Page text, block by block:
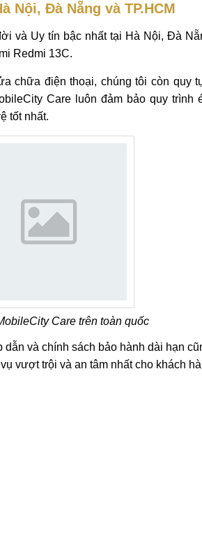
Nội, Đà Nẵng và TP.HCM
và Uy tín bậc nhất tại Hà Nội, Đà
Redmi 13C.
chữa điện thoại, chúng tôi còn quy
Care luôn đảm bảo quy trình
tốt nhất.
Care trên toàn quốc
và chính sách bảo hành dài hạn
vượt trội và an tâm nhất cho khách